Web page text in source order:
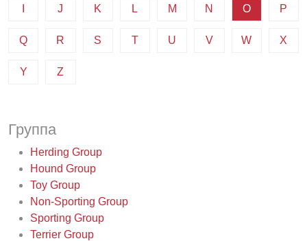
J K L M N O P
Q R S T U V W X
Y Z
Группа
Herding Group
Hound Group
Toy Group
Non-Sporting Group
Sporting Group
Terrier Group